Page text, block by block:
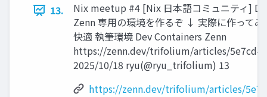
13.
Nix meetup #4 [Nix 日本語コミュニティ]
Zenn 専用の環境を作るぞ ↓ 実際に作ってみ
快適 執筆環境 Dev Containers Zenn
https://zenn.dev/trifolium/articles/
2025/10/18 ryu(@ryu_trifolium) 13
https://zenn.dev/trifolium/articles/